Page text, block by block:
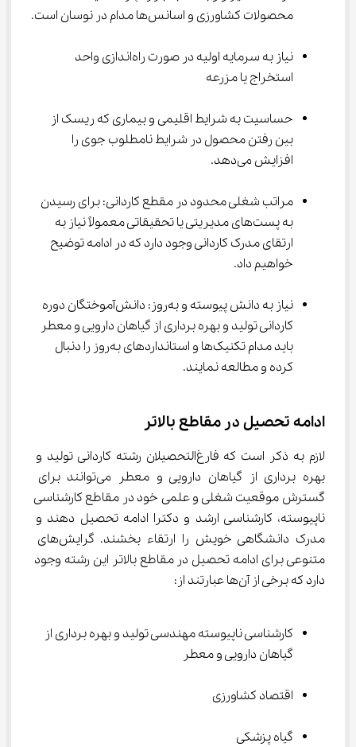
محصولات کشاورزی و اسانس‌ها مدام در نوسان است.
نیاز به سرمایه اولیه در صورت راه‌اندازی واحد
استخراج یا مزرعه
حساسیت به شرایط اقلیمی و بیماری که ریسک از
بین رفتن محصول در شرایط نامطلوب جوی را
افزایش می‌دهد.
مراتب شغلی محدود در مقطع کاردانی: برای رسیدن
به پست‌های مدیریتی یا تحقیقاتی معمولاً نیاز به
ارتقای مدرک کاردانی وجود دارد که در ادامه توضیح
خواهیم داد.
نیاز به دانش پیوسته و به‌روز: دانش‌آموختگان دوره
ﻛﺎردانی ﺗﻮلید و ﺑﻬﺮه ﺑﺮداری از گیاﻫﺎن دارویی و ﻣﻌﻄﺮ
باید مدام تکنیک‌ها و استانداردهای به‌روز را دنبال
کرده و مطالعه نمایند.
ادامه تحصیل در مقاطع بالاتر
لازم به ذکر است که فارغ‌التحصیلان رشته ﻛﺎردانی ﺗﻮلید و
ﺑﻬﺮه ﺑﺮداری از گیاﻫﺎن دارویی و ﻣﻌﻄﺮ می‌توانند برای
گسترش موقعیت شغلی و علمی خود در مقاطع کارشناسی
ناپیوسته، کارشناسی ارشد و دکترا ادامه تحصیل دهند و
مدرک دانشگاهی خویش را ارتقاء بخشند. گرایش‌های
متنوعی برای ادامه تحصیل در مقاطع بالاتر این رشته وجود
دارد که برخی از آن‌ها عبارتند از:
کارشناسی ناپیوسته مهندسی ﺗﻮلید و ﺑﻬﺮه ﺑﺮداری از
گیاﻫﺎن دارویی و ﻣﻌﻄﺮ
اقتصاد کشاورزی
گیاه پزشکی